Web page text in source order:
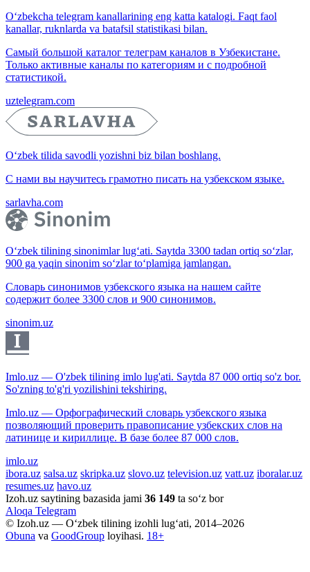
O‘zbekcha telegram kanallarining eng katta katalogi. Faqt faol
kanallar, ruknlarda va batafsil statistikasi bilan.
Самый большой каталог телеграм каналов в Узбекистане.
Только активные каналы по категориям и с подробной
статистикой.
uztelegram.com
O‘zbek tilida savodli yozishni biz bilan boshlang.
С нами вы научитесь грамотно писать на узбекском языке.
sarlavha.com
O‘zbek tilining sinonimlar lug‘ati. Saytda 3300 tadan ortiq so‘zlar,
900 ga yaqin sinonim so‘zlar to‘plamiga jamlangan.
Словарь синонимов узбекского языка на нашем сайте
содержит более 3300 слов и 900 синонимов.
sinonim.uz
Imlo.uz — O'zbek tilining imlo lug'ati. Saytda 87 000 ortiq so'z bor.
So'zning to'g'ri yozilishini tekshiring.
Imlo.uz — Орфографический словарь узбекского языка
позволяющий проверить правописание узбекских слов на
латинице и кириллице. В базе более 87 000 слов.
imlo.uz
ibora.uz salsa.uz skripka.uz slovo.uz television.uz vatt.uz iboralar.uz
resumes.uz havo.uz
Izoh.uz saytining bazasida jami 36 149 ta so‘z bor
Aloqa Telegram
© Izoh.uz — O‘zbek tilining izohli lug‘ati, 2014–2026
Obuna va GoodGroup loyihasi. 18+